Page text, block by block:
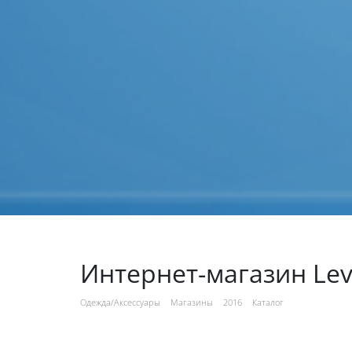
Интернет-магазин
Одежда/Аксессуары Магазины 2016 Каталог